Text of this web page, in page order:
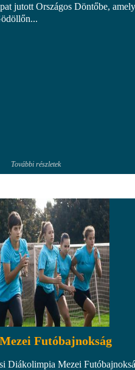
jutott Országos Döntőbe,
További részletek
Futóbajnokság
Diákolimpia Mezei